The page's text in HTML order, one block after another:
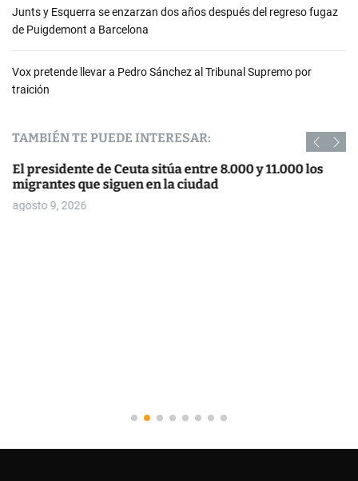
Junts y Esquerra se enzarzan dos años después del regreso fugaz
de Puigdemont a Barcelona
Vox pretende llevar a Pedro Sánchez al Tribunal Supremo por
traición
TAMBIÉN TE PUEDE INTERESAR:
El presidente de Ceuta sitúa entre 8.000 y 11.000 los
migrantes que siguen en la ciudad
agosto 9, 2026